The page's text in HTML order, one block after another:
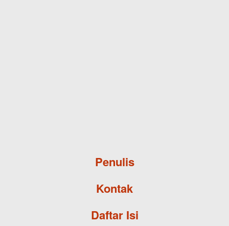
Penulis
Kontak
Daftar Isi